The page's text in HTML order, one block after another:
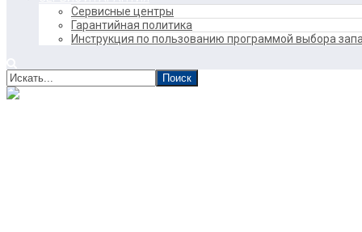
Сервисные центры
Гарантийная политика
Инструкция по пользованию программой выбора